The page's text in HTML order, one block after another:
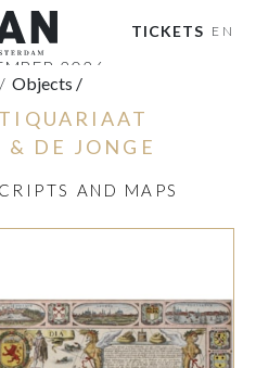
2026
TICKETS EN
TALKS
/ Objects /
& DE JONGE
AND MAPS